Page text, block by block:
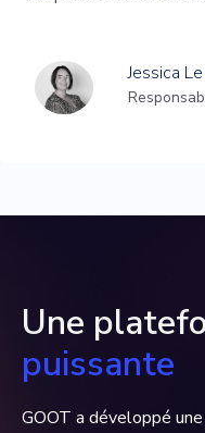
David
DG
Une
puissante
GOOT a développé